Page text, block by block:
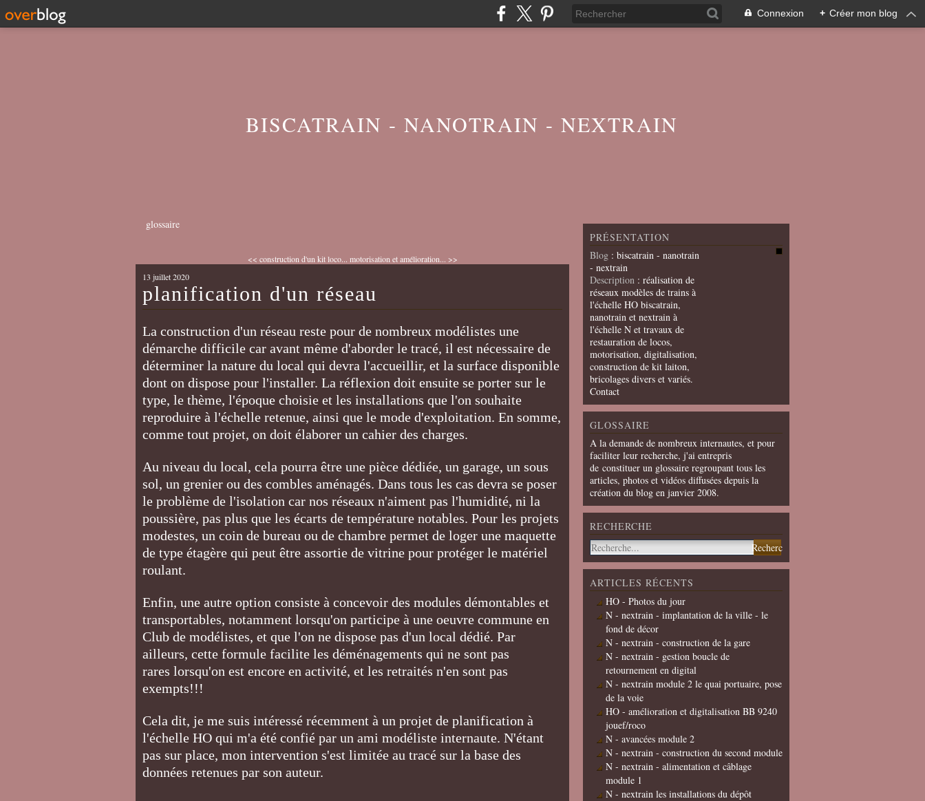
Connexion + Créer mon blog
BISCATRAIN - NANOTRAIN - NEXTRAIN
glossaire
<< construction d'un kit loco... motorisation et amélioration... >>
13 juillet 2020
planification d'un réseau
La construction d'un réseau reste pour de nombreux modélistes une
démarche difficile car avant même d'aborder le tracé, il est nécessaire de
déterminer la nature du local qui devra l'accueillir, et la surface disponible
dont on dispose pour l'installer. La réflexion doit ensuite se porter sur le
type, le thème, l'époque choisie et les installations que l'on souhaite
reproduire à l'échelle retenue, ainsi que le mode d'exploitation. En somme,
comme tout projet, on doit élaborer un cahier des charges.
Au niveau du local, cela pourra être une pièce dédiée, un garage, un sous
sol, un grenier ou des combles aménagés. Dans tous les cas devra se poser
le problème de l'isolation car nos réseaux n'aiment pas l'humidité, ni la
poussière, pas plus que les écarts de température notables. Pour les projets
modestes, un coin de bureau ou de chambre permet de loger une maquette
de type étagère qui peut être assortie de vitrine pour protéger le matériel
roulant.
Enfin, une autre option consiste à concevoir des modules démontables et
transportables, notamment lorsqu'on participe à une oeuvre commune en
Club de modélistes, et que l'on ne dispose pas d'un local dédié. Par
ailleurs, cette formule facilite les déménagements qui ne sont pas
rares lorsqu'on est encore en activité, et les retraités n'en sont pas
exempts!!!
Cela dit, je me suis intéressé récemment à un projet de planification à
l'échelle HO qui m'a été confié par un ami modéliste internaute. N'étant
pas sur place, mon intervention s'est limitée au tracé sur la base des
données retenues par son auteur.
PRÉSENTATION
Blog : biscatrain - nanotrain
- nextrain
Description : réalisation de
réseaux modèles de trains à
l'échelle HO biscatrain,
nanotrain et nextrain à
l'échelle N et travaux de
restauration de locos,
motorisation, digitalisation,
construction de kit laiton,
bricolages divers et variés.
Contact
GLOSSAIRE
A la demande de nombreux internautes, et pour
faciliter leur recherche, j'ai entrepris
de constituer un glossaire regroupant tous les
articles, photos et vidéos diffusées depuis la
création du blog en janvier 2008.
RECHERCHE
ARTICLES RÉCENTS
HO - Photos du jour
N - nextrain - implantation de la ville - le
fond de décor
N - nextrain - construction de la gare
N - nextrain - gestion boucle de
retournement en digital
N - nextrain module 2 le quai portuaire, pose
de la voie
HO - amélioration et digitalisation BB 9240
jouef/roco
N - avancées module 2
N - nextrain - construction du second module
N - nextrain - alimentation et câblage
module 1
N - nextrain les installations du dépôt